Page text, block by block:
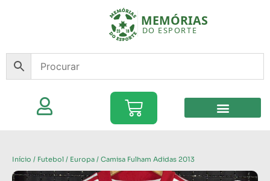
Início / Futebol / Europa / Camisa Fulham Adidas 2013